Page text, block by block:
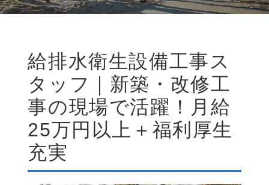
給排水衛生設備工事ス
タッフ｜新築・改修工
事の現場で活躍！月給
25万円以上＋福利厚生
充実